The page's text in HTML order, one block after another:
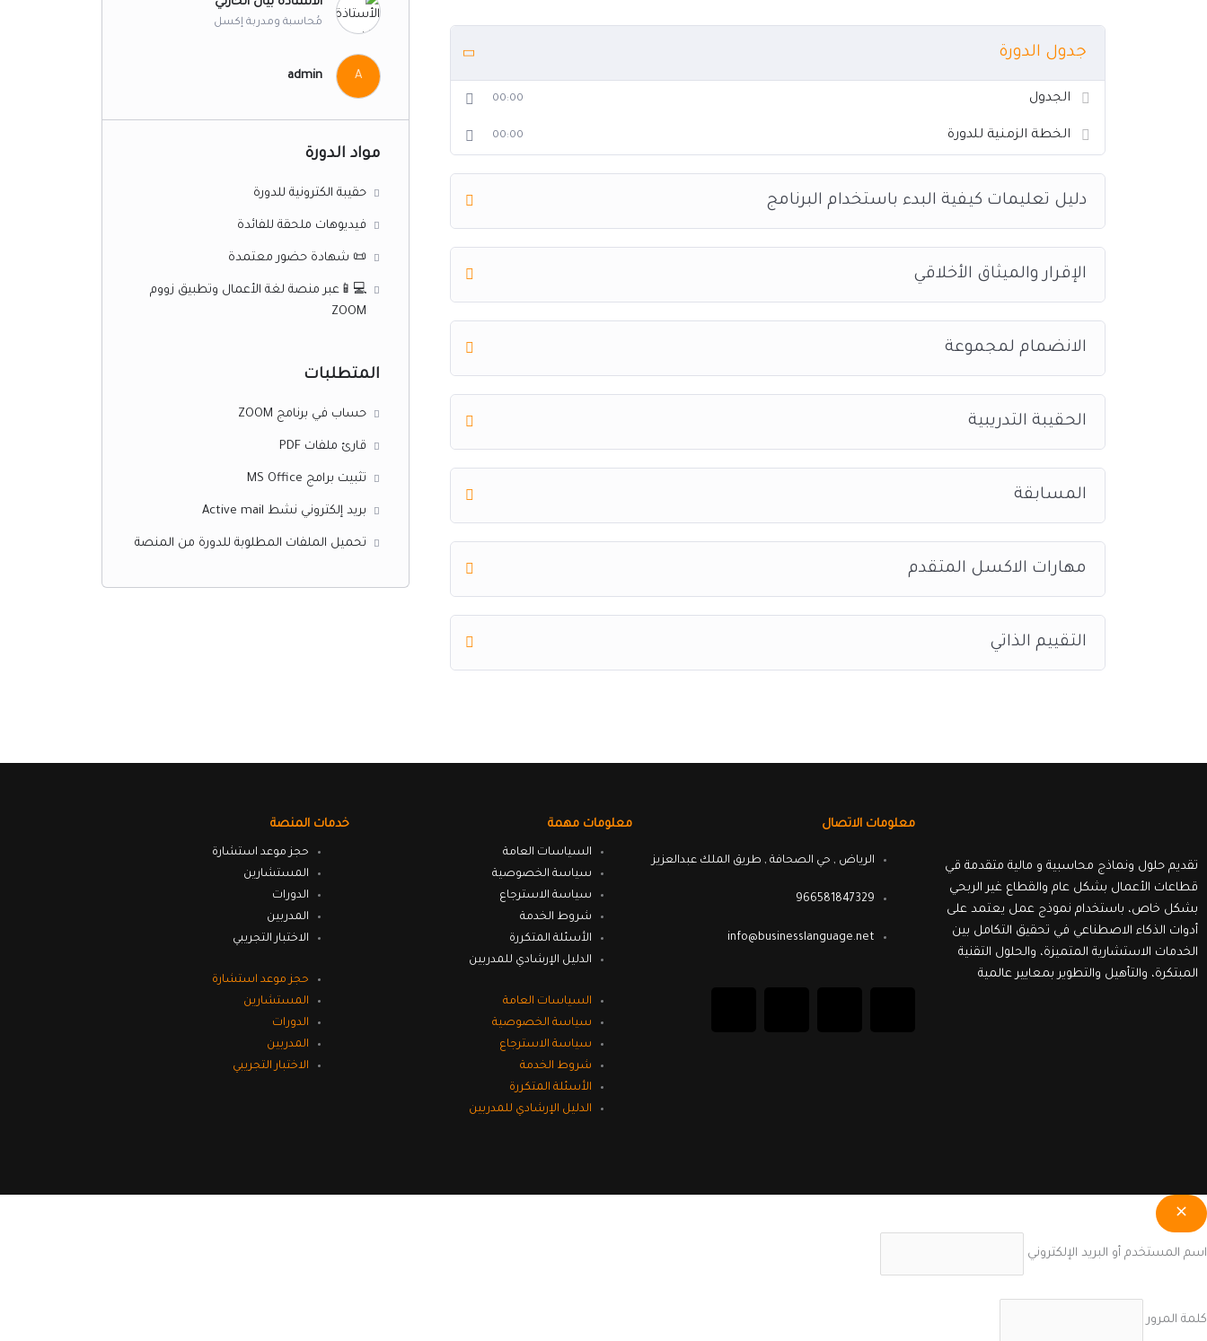
اختيار البيانات وتصنيفها
مراجعة الصفوف والأعمدة في ورقة عمل
التعرف على الرسومات البيانية وإنشائها وتنسيقها لتوصيل المعلومات بشكل واضح
رقم اعتماد المؤسسة العامة للتدريب التقني والمهني / 11669784
رقم ترخيص المركز الوطني للتعليم الالكتروني / 2000296632035510
جدول الدورة
الجدول 00:00
الخطة الزمنية للدورة 00:00
دليل تعليمات كيفية البدء باستخدام البرنامج
الإقرار والميثاق الأخلاقي
الانضمام لمجموعة
الحقيبة التدريبية
المسابقة
مهارات الاكسل المتقدم
التقييم الذاتي
مُحاسبة ومدربة إكسل
A
admin
مواد الدورة
حقيبة الكترونية للدورة
فيديوهات ملحقة للفائدة
📜 شهادة حضور معتمدة
💻📱عبر منصة لغة الأعمال وتطبيق زووم
ZOOM
المتطلبات
حساب في برنامج ZOOM
قارئ ملفات PDF
تثبيت برامج MS Office
بريد إلكتروني نشط Active mail
تحميل الملفات المطلوبة للدورة من المنصة
تقديم حلول ونماذج محاسبية و مالية متقدمة قي
قطاعات الأعمال بشكل عام والقطاع غير الربحي
بشكل خاص، باستخدام نموذج عمل يعتمد على
أدوات الذكاء الاصطناعي في تحقيق التكامل بين
الخدمات الاستشارية المتميزة، والحلول التقنية
المبتكرة، والتأهيل والتطوير بمعايير عالمية
معلومات الاتصال
الرياض , حي الصحافة , طريق الملك عبدالعزيز
966581847329
info@businesslanguage.net
b
o
o
t
u
e
معلومات مهمة
السياسات العامة
سياسة الخصوصية
سياسة الاسترجاع
شروط الخدمة
الأسئلة المتكررة
الدليل الإرشادي للمدربين
السياسات العامة
سياسة الخصوصية
سياسة الاسترجاع
شروط الخدمة
الأسئلة المتكررة
الدليل الإرشادي للمدربين
خدمات المنصة
حجز موعد استشارة
المستشارين
الدورات
المدربين
الاختبار التجريبي
حجز موعد استشارة
المستشارين
الدورات
المدربين
الاختبار التجريبي
اسم المستخدم أو البريد الإلكتروني
كلمة المرور